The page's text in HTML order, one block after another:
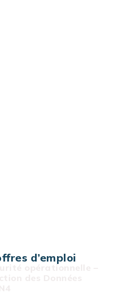
d’emploi
opérationnelle –